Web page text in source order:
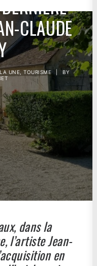
CLAUDE
UNE TOURISME
BY
dans la
l’artiste Jean-
en